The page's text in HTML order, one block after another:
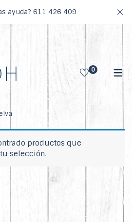
ayuda? 611 426 409
0
productos que
selección.